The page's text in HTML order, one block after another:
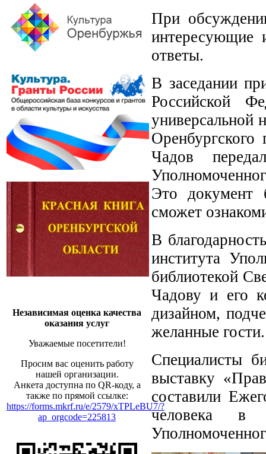
Независимая оценка качества
оказания услуг
Уважаемые посетители!
Просим вас оценить работу
нашей организации.
Анкета доступна по QR-коду, а
также по прямой ссылке:
https://forms.mkrf.ru/e/2579/xTPLeBU7/?
ap_orgcode=225813
При
интересующие
ответы.
В заседании
Российской
универсальной
Оренбургского
Чадов
Это документ
сможет
В
института
библиотекой
Чадову и его
дизайном,
желанные гости.
Специалисты
выставку
составили
человека в